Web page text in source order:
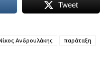
Tweet
Ανδρουλάκης
παράταξη